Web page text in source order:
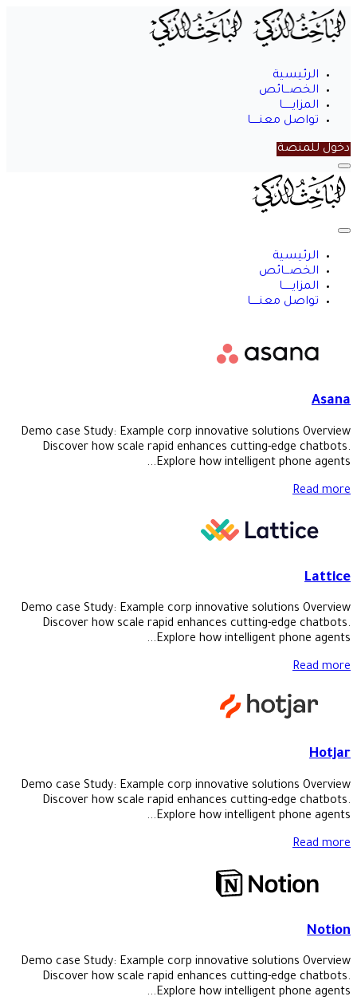
الرئيسية
الخصـــائص
المزايــــــا
تواصل معنـــــا
دخول للمنصة
الباحث
الذكي
الرئيسية
الخصـــائص
المزايــــــا
تواصل معنـــــا
Asana
Demo case Study: Example corp innovative solutions Overview
Discover how scale rapid enhances cutting-edge chatbots.
Explore how intelligent phone agents...
Read more
Lattice
Demo case Study: Example corp innovative solutions Overview
Discover how scale rapid enhances cutting-edge chatbots.
Explore how intelligent phone agents...
Read more
Hotjar
Demo case Study: Example corp innovative solutions Overview
Discover how scale rapid enhances cutting-edge chatbots.
Explore how intelligent phone agents...
Read more
Notion
Demo case Study: Example corp innovative solutions Overview
Discover how scale rapid enhances cutting-edge chatbots.
Explore how intelligent phone agents...